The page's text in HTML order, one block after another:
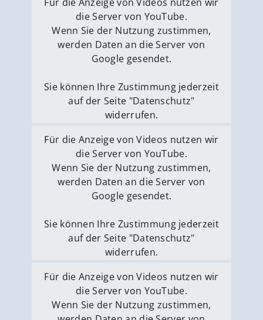
Für die Anzeige von Videos nutzen wir
die Server von YouTube.
Wenn Sie der Nutzung zustimmen,
werden Daten an die Server von
Google gesendet.
Sie können Ihre Zustimmung jederzeit
auf der Seite "Datenschutz"
widerrufen.
Externe Medien erlauben
Für die Anzeige von Videos nutzen wir
die Server von YouTube.
Wenn Sie der Nutzung zustimmen,
werden Daten an die Server von
Google gesendet.
Sie können Ihre Zustimmung jederzeit
auf der Seite "Datenschutz"
widerrufen.
Externe Medien erlauben
Für die Anzeige von Videos nutzen wir
die Server von YouTube.
Wenn Sie der Nutzung zustimmen,